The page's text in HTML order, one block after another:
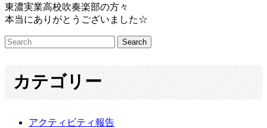
東濃実業高校吹奏楽部の方々
本当にありがとうございました☆
カテゴリー
アクティビティ報告